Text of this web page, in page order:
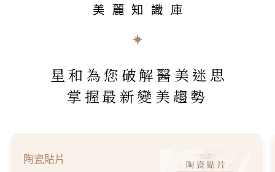
美麗知識庫
星和為您破解醫美迷思
掌握最新變美趨勢
陶瓷貼片